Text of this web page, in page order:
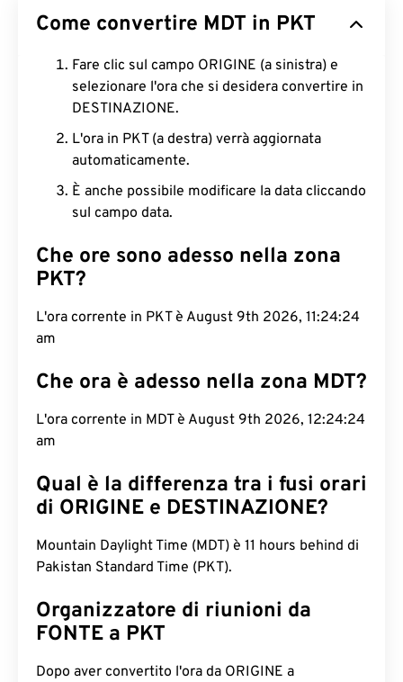
Come convertire MDT in PKT
Fare clic sul campo ORIGINE (a sinistra) e
selezionare l'ora che si desidera convertire in
DESTINAZIONE.
L'ora in PKT (a destra) verrà aggiornata
automaticamente.
È anche possibile modificare la data cliccando
sul campo data.
Che ore sono adesso nella zona
PKT?
L'ora corrente in PKT è August 9th 2026, 11:24:25
am
Che ora è adesso nella zona MDT?
L'ora corrente in MDT è August 9th 2026, 12:24:25
am
Qual è la differenza tra i fusi orari
di ORIGINE e DESTINAZIONE?
Mountain Daylight Time (MDT) è 11 hours behind di
Pakistan Standard Time (PKT).
Organizzatore di riunioni da
FONTE a PKT
Dopo aver convertito l'ora da ORIGINE a